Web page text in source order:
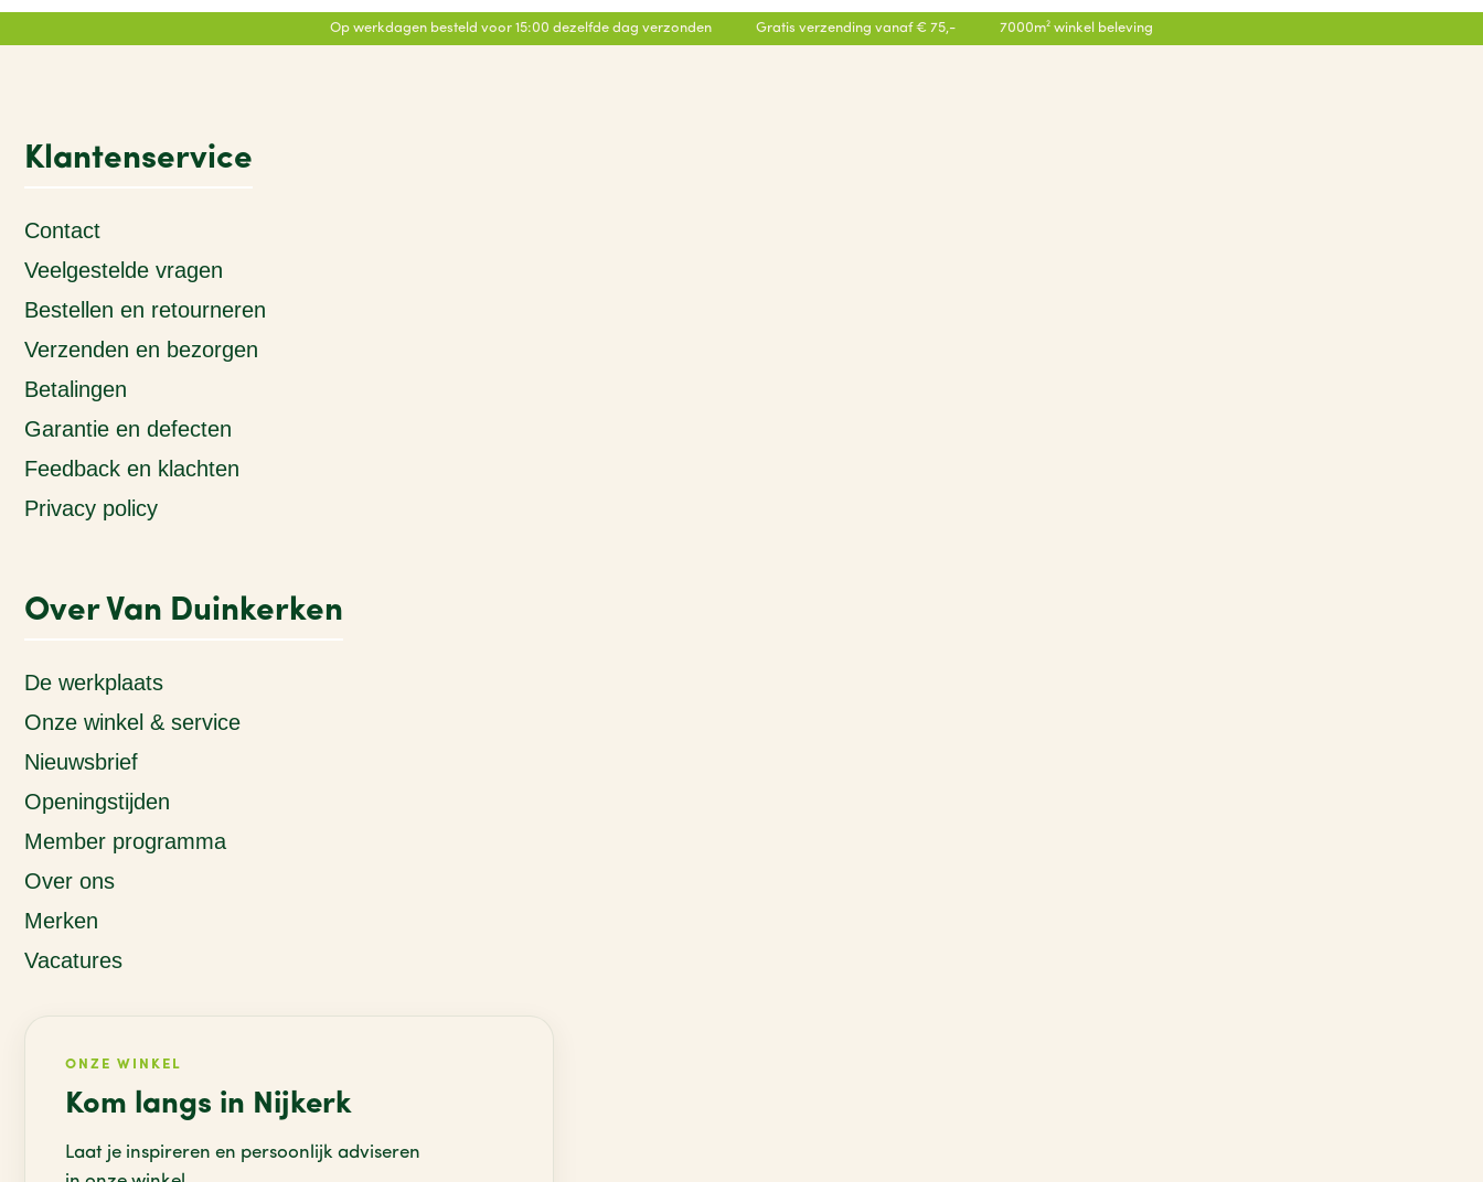
Op werkdagen besteld voor 15:00 dezelfde dag verzonden Gratis verzending vanaf € 75,- 7000m² winkel beleving
Klantenservice
Contact
Veelgestelde vragen
Bestellen en retourneren
Verzenden en bezorgen
Betalingen
Garantie en defecten
Feedback en klachten
Privacy policy
Over Van Duinkerken
De werkplaats
Onze winkel & service
Nieuwsbrief
Openingstijden
Member programma
Over ons
Merken
Vacatures
ONZE WINKEL
Kom langs in Nijkerk
Laat je inspireren en persoonlijk adviseren